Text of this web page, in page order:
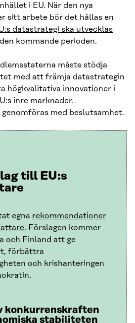
i EU. När den nya
sitt arbete bör det hållas en
datastrategi ska utvecklas
kommande perioden.
måste stödja
med att främja datastrategin
högkvalitativa innovationer i
inre marknader.
med beslutsamhet.
till EU:s
egna rekommendationer
. Förslagen kommer
och Finland att ge
förbättra
och krishanteringen
konkurrenskraften
stabiliteten